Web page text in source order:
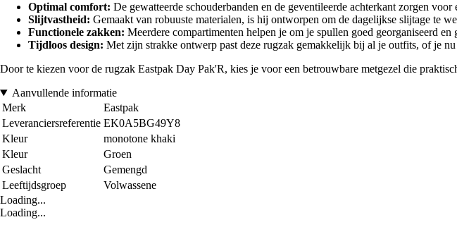
Optimal comfort: De gewatteerde schouderbanden en de geventileerde achterkant zorgen
Slijtvastheid: Gemaakt van robuuste materialen, is hij ontworpen om de dagelijkse slijtage te
Functionele zakken: Meerdere compartimenten helpen je om je spullen goed georganiseerd
Tijdloos design: Met zijn strakke ontwerp past deze rugzak gemakkelijk bij al je outfits, of je
Door te kiezen voor de rugzak Eastpak Day Pak'R, kies je voor een betrouwbare metgezel die
Aanvullende informatie
Merk
Eastpak
Leveranciersreferentie EK0A5BG49Y8
Kleur
monotone khaki
Kleur
Groen
Geslacht
Gemengd
Leeftijdsgroep
Volwassene
Loading...
Loading...